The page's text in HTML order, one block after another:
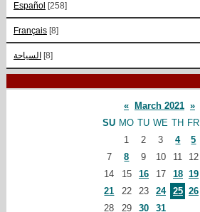
Español [258]
Français [8]
السياحة [8]
« March 2021 »
SU MO TU WE TH FR
1
2 3 4 5
7
8 9 10 11 12
14
15 16 17 18 19
21
22 23 24 25 26
28
29 30 31